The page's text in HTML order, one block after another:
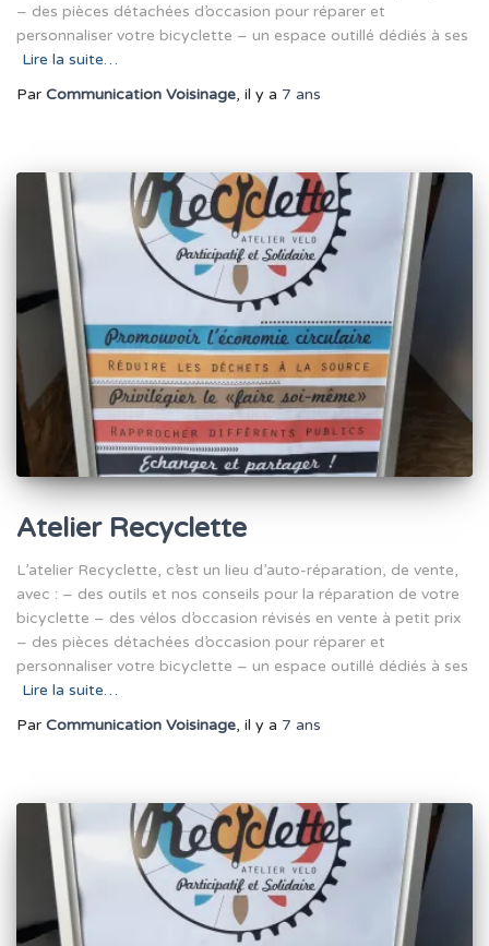
– des pièces détachées d’occasion pour réparer et
personnaliser votre bicyclette – un espace outillé dédiés à ses
Lire la suite…
Par Communication Voisinage, il y a 7 ans
Atelier Recyclette
L’atelier Recyclette, c’est un lieu d’auto-réparation, de vente,
avec : – des outils et nos conseils pour la réparation de votre
bicyclette – des vélos d’occasion révisés en vente à petit prix
– des pièces détachées d’occasion pour réparer et
personnaliser votre bicyclette – un espace outillé dédiés à ses
Lire la suite…
Par Communication Voisinage, il y a 7 ans